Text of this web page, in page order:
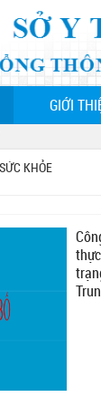
GIỚI
KHỎE